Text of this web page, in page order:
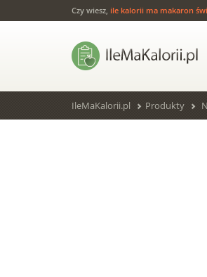
Czy wiesz, ile kalorii ma makaron
IleMaKalorii.pl Produkty